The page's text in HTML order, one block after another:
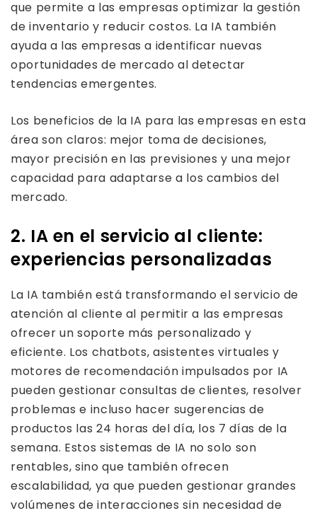
que permite a las empresas optimizar la gestión
de inventario y reducir costos. La IA también
ayuda a las empresas a identificar nuevas
oportunidades de mercado al detectar
tendencias emergentes.
Los beneficios de la IA para las empresas en esta
área son claros: mejor toma de decisiones,
mayor precisión en las previsiones y una mejor
capacidad para adaptarse a los cambios del
mercado.
2. IA en el servicio al cliente:
experiencias personalizadas
La IA también está transformando el servicio de
atención al cliente al permitir a las empresas
ofrecer un soporte más personalizado y
eficiente. Los chatbots, asistentes virtuales y
motores de recomendación impulsados ​​por IA
pueden gestionar consultas de clientes, resolver
problemas e incluso hacer sugerencias de
productos las 24 horas del día, los 7 días de la
semana. Estos sistemas de IA no solo son
rentables, sino que también ofrecen
escalabilidad, ya que pueden gestionar grandes
volúmenes de interacciones sin necesidad de